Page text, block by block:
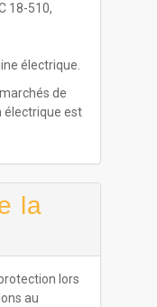
18-510,
électrique.
de
électrique est
la
lors
au